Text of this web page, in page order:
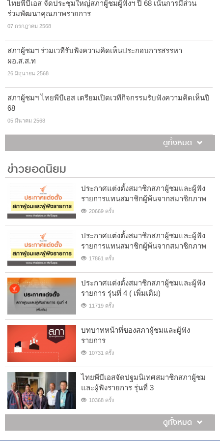
ไทยพีบีเอส จัดประชุมใหญ่สภาผู้ชมผู้ฟังฯ ปี 68 เน้นการมีส่วน
ร่วมพัฒนาคุณภาพรายการ
07 กรกฎาคม 2568
สภาผู้ชมฯ ร่วมเวทีรับฟังความคิดเห็นประกอบการสรรหา
ผอ.ส.ส.ท
26 มิถุนายน 2568
สภาผู้ชมฯ ไทยพีบีเอส เตรียมเปิดเวทีกิจกรรมรับฟังความคิดเห็นปี
68
05 มีนาคม 2568
ดูทั้งหมด
ข่าวยอดนิยม
ประกาศแต่งตั้งสมาชิกสภาผู้ชมและผู้ฟัง
รายการแทนสมาชิกผู้พ้นจากสมาชิกภาพ
20669 ครั้ง
ประกาศแต่งตั้งสมาชิกสภาผู้ชมและผู้ฟัง
รายการแทนสมาชิกผู้พ้นจากสมาชิกภาพ
17861 ครั้ง
ประกาศแต่งตั้งสมาชิกสภาผู้ชมและผู้ฟัง
รายการ รุ่นที่ 4 ( เพิ่มเติม)
11719 ครั้ง
บทบาทหน้าที่ของสภาผู้ชมและผู้ฟัง
รายการ
10731 ครั้ง
ไทยพีบีเอสจัดปฐมนิเทศสมาชิกสภาผู้ชม
และผู้ฟังรายการ รุ่นที่ 3
10368 ครั้ง
ดูทั้งหมด